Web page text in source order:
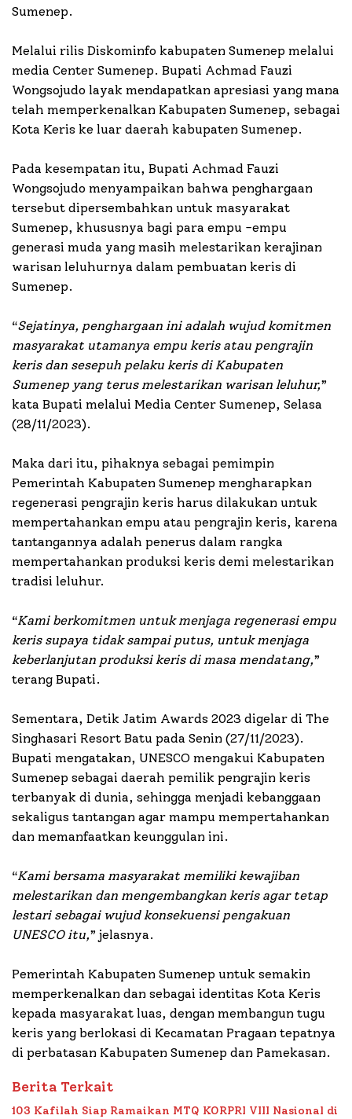
Sumenep.
Melalui rilis Diskominfo kabupaten Sumenep melalui
media Center Sumenep. Bupati Achmad Fauzi
Wongsojudo layak mendapatkan apresiasi yang mana
telah memperkenalkan Kabupaten Sumenep, sebagai
Kota Keris ke luar daerah kabupaten Sumenep.
Pada kesempatan itu, Bupati Achmad Fauzi
Wongsojudo menyampaikan bahwa penghargaan
tersebut dipersembahkan untuk masyarakat
Sumenep, khususnya bagi para empu -empu
generasi muda yang masih melestarikan kerajinan
warisan leluhurnya dalam pembuatan keris di
Sumenep.
“Sejatinya, penghargaan ini adalah wujud komitmen
masyarakat utamanya empu keris atau pengrajin
keris dan sesepuh pelaku keris di Kabupaten
Sumenep yang terus melestarikan warisan leluhur,”
kata Bupati melalui Media Center Sumenep, Selasa
(28/11/2023).
Maka dari itu, pihaknya sebagai pemimpin
Pemerintah Kabupaten Sumenep mengharapkan
regenerasi pengrajin keris harus dilakukan untuk
mempertahankan empu atau pengrajin keris, karena
tantangannya adalah penerus dalam rangka
mempertahankan produksi keris demi melestarikan
tradisi leluhur.
“Kami berkomitmen untuk menjaga regenerasi empu
keris supaya tidak sampai putus, untuk menjaga
keberlanjutan produksi keris di masa mendatang,”
terang Bupati.
Sementara, Detik Jatim Awards 2023 digelar di The
Singhasari Resort Batu pada Senin (27/11/2023).
Bupati mengatakan, UNESCO mengakui Kabupaten
Sumenep sebagai daerah pemilik pengrajin keris
terbanyak di dunia, sehingga menjadi kebanggaan
sekaligus tantangan agar mampu mempertahankan
dan memanfaatkan keunggulan ini.
“Kami bersama masyarakat memiliki kewajiban
melestarikan dan mengembangkan keris agar tetap
lestari sebagai wujud konsekuensi pengakuan
UNESCO itu,” jelasnya.
Pemerintah Kabupaten Sumenep untuk semakin
memperkenalkan dan sebagai identitas Kota Keris
kepada masyarakat luas, dengan membangun tugu
keris yang berlokasi di Kecamatan Pragaan tepatnya
di perbatasan Kabupaten Sumenep dan Pamekasan.
Berita Terkait
103 Kafilah Siap Ramaikan MTQ KORPRI VIII Nasional di